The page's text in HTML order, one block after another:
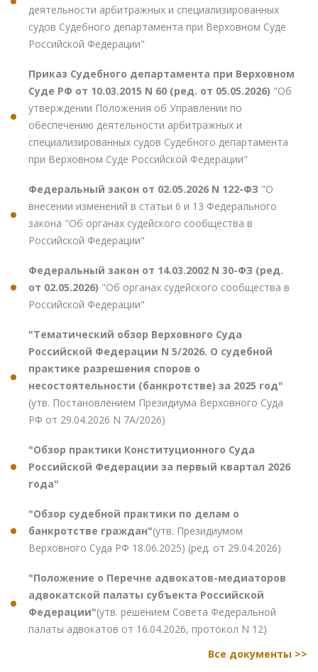
деятельности арбитражных и специализированных
судов Судебного департамента при Верховном Суде
Российской Федерации"
Приказ Судебного департамента при Верховном
Суде РФ от 10.03.2015 N 60 (ред. от 05.05.2026) "Об
утверждении Положения об Управлении по
обеспечению деятельности арбитражных и
специализированных судов Судебного департамента
при Верховном Суде Российской Федерации"
Федеральный закон от 02.05.2026 N 122-ФЗ "О
внесении изменений в статьи 6 и 13 Федерального
закона "Об органах судейского сообщества в
Российской Федерации"
Федеральный закон от 14.03.2002 N 30-ФЗ (ред.
от 02.05.2026) "Об органах судейского сообщества в
Российской Федерации"
"Тематический обзор Верховного Суда
Российской Федерации N 5/2026. О судебной
практике разрешения споров о
несостоятельности (банкротстве) за 2025 год"
(утв. Постановлением Президиума Верховного Суда
РФ от 29.04.2026 N 7А/2026)
"Обзор практики Конституционного Суда
Российской Федерации за первый квартал 2026
года"
"Обзор судебной практики по делам о
банкротстве граждан"(утв. Президиумом
Верховного Суда РФ 18.06.2025) (ред. от 29.04.2026)
"Положение о Перечне адвокатов-медиаторов
адвокатской палаты субъекта Российской
Федерации"(утв. решением Совета Федеральной
палаты адвокатов от 16.04.2026, протокол N 12)
Все документы >>